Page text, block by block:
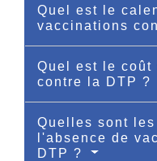
Quel est le
vaccinations
Quel est le coût
contre la DTP ?
Quelles sont
l'absence de
DTP ?